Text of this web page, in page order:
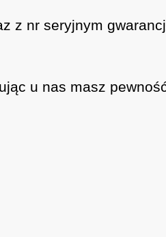
z nr seryjnym
u nas masz